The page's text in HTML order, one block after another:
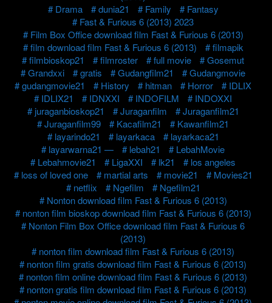
Drama
dunia21 Family
Fantasy
Fast & Furious 6 (2013) 2023
Film Box Office download film Fast & Furious 6 (2013)
film download film Fast & Furious 6 (2013)
filmapik
filmbioskop21
filmroster full movie
Gosemut
Grandxxi
gratis Gudangfilm21
Gudangmovie
gudangmovie21
History hitman Horror
IDLIX
IDLIX21
IDNXXI INDOFILM
INDOXXI
juraganbioskop21
Juraganfilm
Juraganfilm21
Juraganfilm99
Kacafilm21
Kawanfilm21
layarindo21
layarkaca
layarkaca21
layarwarna21 —
lebah21
LebahMovie
Lebahmovie21
LigaXXI lk21
los angeles
loss of loved one
martial arts movie21
Movies21
netflix
Ngefilm
Ngefilm21
Nonton download film Fast & Furious 6 (2013)
nonton film bioskop download film Fast & Furious 6 (2013)
Nonton Film Box Office download film Fast & Furious 6
(2013)
nonton film download film Fast & Furious 6 (2013)
nonton film gratis download film Fast & Furious 6 (2013)
nonton film online download film Fast & Furious 6 (2013)
nonton gratis film download film Fast & Furious 6 (2013)